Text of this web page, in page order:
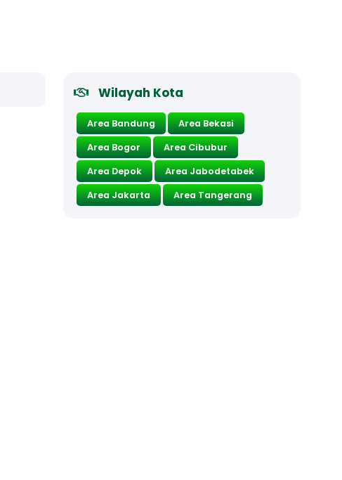
Wilayah Kota
Area Bandung
Area Bekasi
Area Bogor
Area Cibubur
Area Depok
Area Jabodetabek
Area Jakarta
Area Tangerang